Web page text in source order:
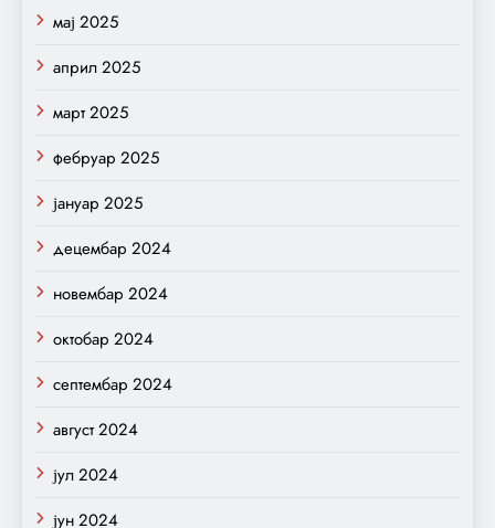
мај 2025
април 2025
март 2025
фебруар 2025
јануар 2025
децембар 2024
новембар 2024
октобар 2024
септембар 2024
август 2024
јул 2024
јун 2024